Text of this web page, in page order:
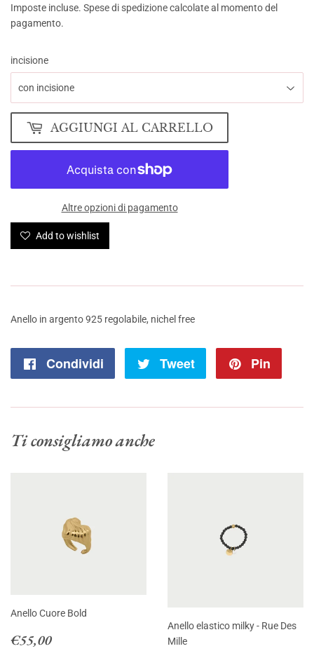
Imposte incluse. Spese di spedizionecalcolate al momento del
pagamento.
incisione
AGGIUNGI AL CARRELLO
Altre opzioni di pagamento
Add to wishlist
Anello in argento 925 regolabile, nichel free
Condividi
CondividiTweet
Twitta
Pin
Ti consigliamo anche
Anello Cuore Bold
Prezzo
€55,00€55,00
Anello elastico milky - Rue Des
Mille